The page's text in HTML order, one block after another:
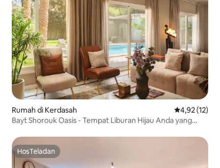
Rumah di Kerdasah Nilai rata-
4,92 (12)
Bayt Shorouk Oasis - Tempat Liburan Hijau Anda yang
HosTeladan
HosTeladan